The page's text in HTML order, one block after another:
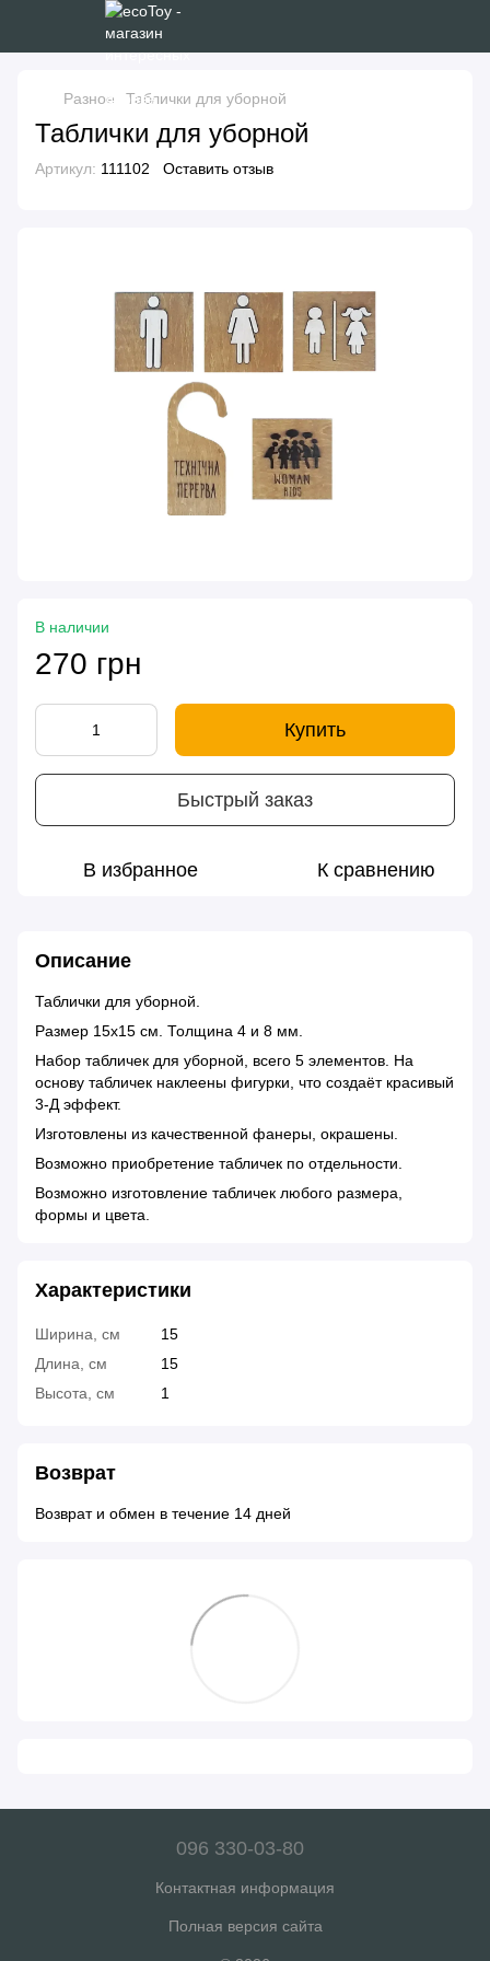
Разное Таблички для уборной
Таблички для уборной
Артикул: 111102 Оставить отзыв
В наличии
270 грн
Купить
Быстрый заказ
В избранное К сравнению
Описание
Таблички для уборной.
Размер 15х15 cм. Толщина 4 и 8 мм.
Набор табличек для уборной, всего 5 элементов. На
основу табличек наклеены фигурки, что создаёт красивый
3-Д эффект.
Изготовлены из качественной фанеры, окрашены.
Возможно приобретение табличек по отдельности.
Возможно изготовление табличек любого размера,
формы и цвета.
Характеристики
Ширина, см
15
Длина, см
15
Высота, см
1
Возврат
Возврат и обмен в течение 14 дней
096 330-03-80
Контактная информация
Полная версия сайта